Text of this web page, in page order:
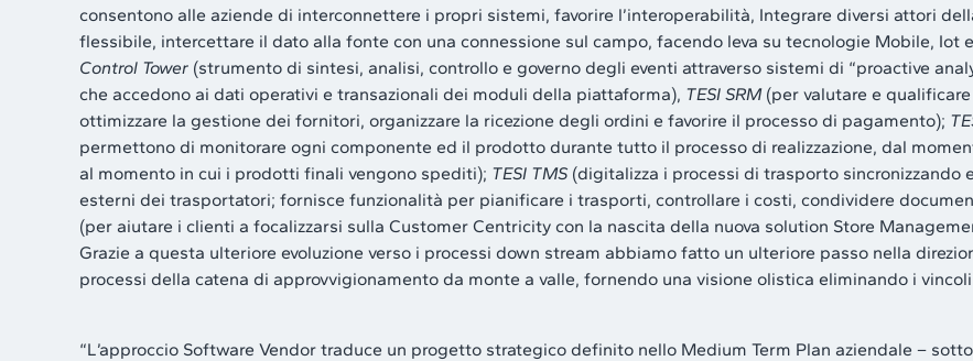
consentono alle aziende di interconnettere i propri sistemi, favorire l’interoperabilità, Integrare diversi attori
flessibile, intercettare il dato alla fonte con una connessione sul campo, facendo leva su tecnologie Mobile, Iot
Control Tower (strumento di sintesi, analisi, controllo e governo degli eventi attraverso sistemi di “proactive
che accedono ai dati operativi e transazionali dei moduli della piattaforma), TESI SRM(per valutare e
ottimizzare la gestione dei fornitori, organizzare la ricezione degli ordini e favorire il processo di pagamento);
permettono di monitorare ogni componente ed il prodotto durante tutto il processo di realizzazione, dal
al momento in cui i prodotti finali vengono spediti); TESI TMS (digitalizza i processi di trasporto sincronizzando
esterni dei trasportatori; fornisce funzionalità per pianificare i trasporti, controllare i costi, condividere
(per aiutare i clienti a focalizzarsi sulla Customer Centricity con la nascita della nuova solution Store
Grazie a questa ulteriore evoluzione verso i processi down stream abbiamo fatto un ulteriore passo nella
processi della catena di approvvigionamento da monte a valle, fornendo una visione olistica eliminando i
“L’approccio Software Vendor traduce un progetto strategico definito nello Medium Term Plan aziendale –